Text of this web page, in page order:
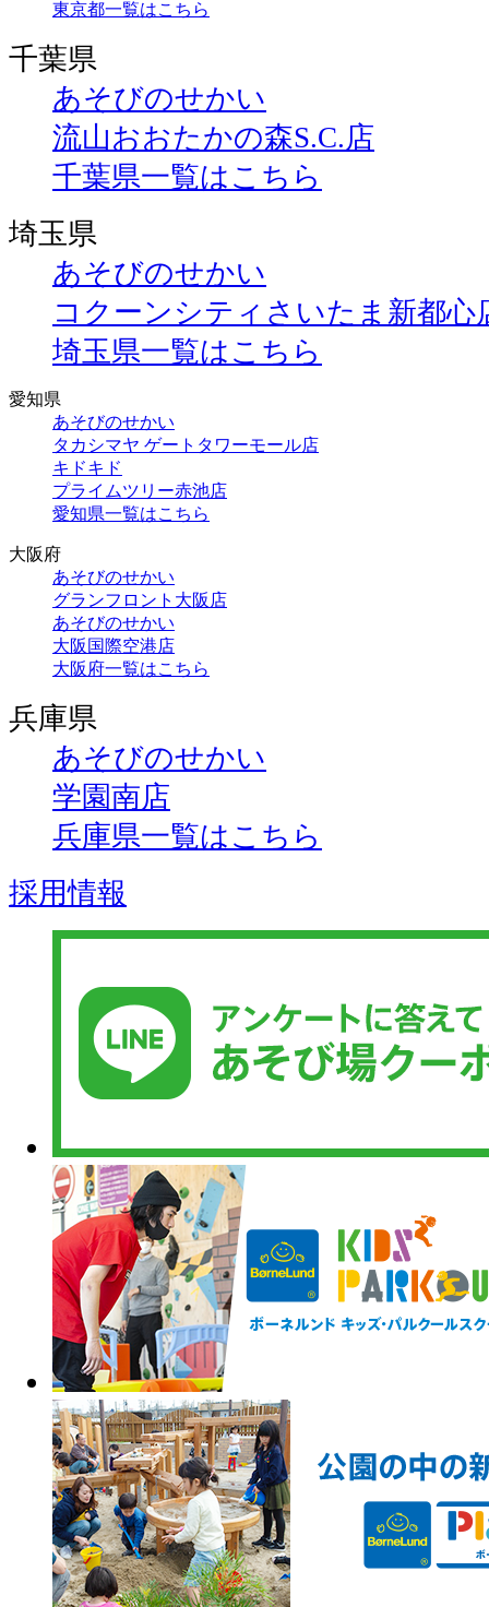
東京都一覧はこちら
千葉県
あそびのせかい
流山おおたかの森S.C.店
千葉県一覧はこちら
埼玉県
あそびのせかい
コクーンシティさいたま新都心
埼玉県一覧はこちら
愛知県
あそびのせかい
タカシマヤ ゲートタワーモール店
キドキド
プライムツリー赤池店
愛知県一覧はこちら
大阪府
あそびのせかい
グランフロント大阪店
あそびのせかい
大阪国際空港店
大阪府一覧はこちら
兵庫県
あそびのせかい
学園南店
兵庫県一覧はこちら
採用情報